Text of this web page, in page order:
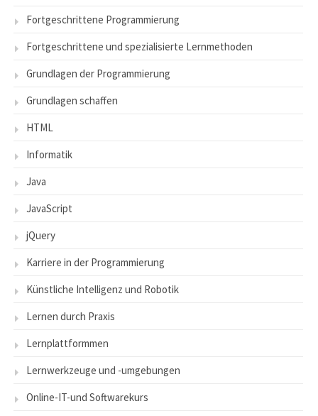
Fortgeschrittene Programmierung
Fortgeschrittene und spezialisierte Lernmethoden
Grundlagen der Programmierung
Grundlagen schaffen
HTML
Informatik
Java
JavaScript
jQuery
Karriere in der Programmierung
Künstliche Intelligenz und Robotik
Lernen durch Praxis
Lernplattformmen
Lernwerkzeuge und -umgebungen
Online-IT-und Softwarekurs